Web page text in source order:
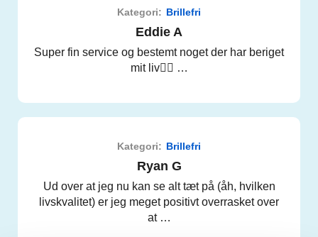
Kategori: Brillefri
Eddie A
Super fin service og bestemt noget der har beriget
mit liv👍🏻 …
Kategori: Brillefri
Ryan G
Ud over at jeg nu kan se alt tæt på (åh, hvilken
livskvalitet) er jeg meget positivt overrasket over
at …